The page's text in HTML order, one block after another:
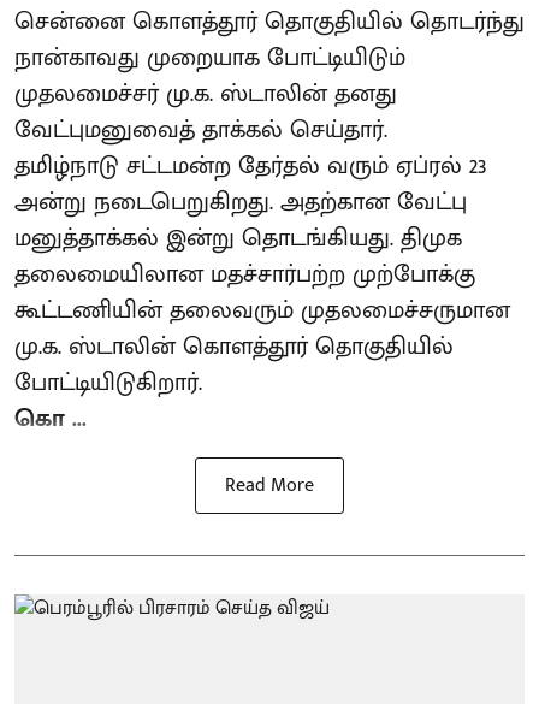
சென்னை கொளத்தூர் தொகுதியில் தொடர்ந்து
நான்காவது முறையாக போட்டியிடும்
முதலமைச்சர் மு.க. ஸ்டாலின் தனது
வேட்புமனுவைத் தாக்கல் செய்தார்.
தமிழ்நாடு சட்டமன்ற தேர்தல் வரும் ஏப்ரல் 23
அன்று நடைபெறுகிறது. அதற்கான வேட்பு
மனுத்தாக்கல் இன்று தொடங்கியது. திமுக
தலைமையிலான மதச்சார்பற்ற முற்போக்கு
கூட்டணியின் தலைவரும் முதலமைச்சருமான
மு.க. ஸ்டாலின் கொளத்தூர் தொகுதியில்
போட்டியிடுகிறார்.
கொ ...
Read More